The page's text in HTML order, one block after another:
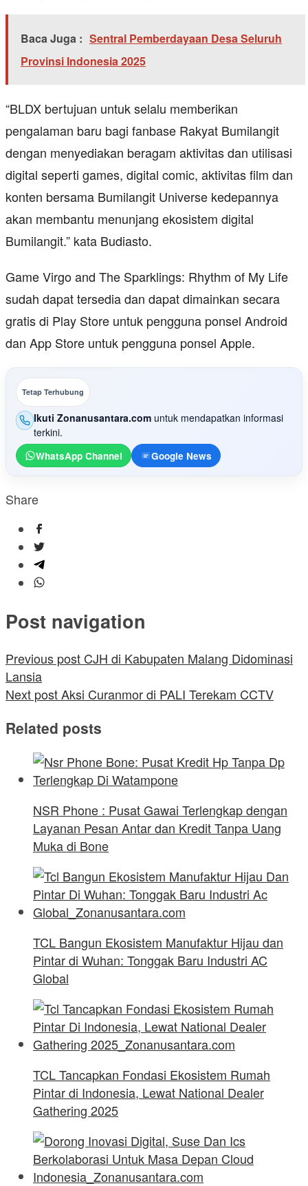
Baca Juga : Sentral Pemberdayaan Desa Seluruh
Provinsi Indonesia 2025
“BLDX bertujuan untuk selalu memberikan
pengalaman baru bagi fanbase Rakyat Bumilangit
dengan menyediakan beragam aktivitas dan utilisasi
digital seperti games, digital comic, aktivitas film dan
konten bersama Bumilangit Universe kedepannya
akan membantu menunjang ekosistem digital
Bumilangit.” kata Budiasto.
Game Virgo and The Sparklings: Rhythm of My Life
sudah dapat tersedia dan dapat dimainkan secara
gratis di Play Store untuk pengguna ponsel Android
dan App Store untuk pengguna ponsel Apple.
Tetap Terhubung
Ikuti Zonanusantara.comuntuk mendapatkan informasi
terkini.
WhatsApp Channel Google News
Share
Post navigation
Previous post CJH di Kabupaten Malang Didominasi
Lansia
Next postAksi Curanmor di PALI Terekam CCTV
Related posts
NSR Phone : Pusat Gawai Terlengkap dengan
Layanan Pesan Antar dan Kredit Tanpa Uang
Muka di Bone
TCL Bangun Ekosistem Manufaktur Hijau dan
Pintar di Wuhan: Tonggak Baru Industri AC
Global
TCL Tancapkan Fondasi Ekosistem Rumah
Pintar di Indonesia, Lewat National Dealer
Gathering 2025